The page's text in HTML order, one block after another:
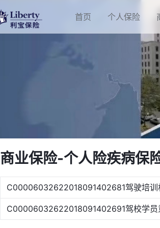
首页 个人保险
商业保险-个人险疾病保
C00006032622018091402681驾驶培训
C00006032622018091402691驾校学员